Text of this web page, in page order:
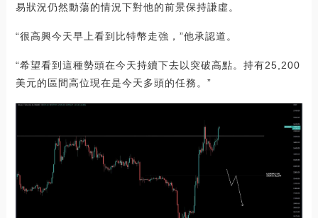
易狀況仍然動蕩的情況下對他的前景保持謙虛。
“很高興今天早上看到比特幣走強，”他承認道。
“希望看到這種勢頭在今天持續下去以突破高點。持有25,200
美元的區間高位現在是今天多頭的任務。”